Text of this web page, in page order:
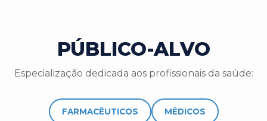
PÚBLICO-ALVO
Especialização dedicada aos profissionais da saúde:
FARMACÊUTICOS MÉDICOS